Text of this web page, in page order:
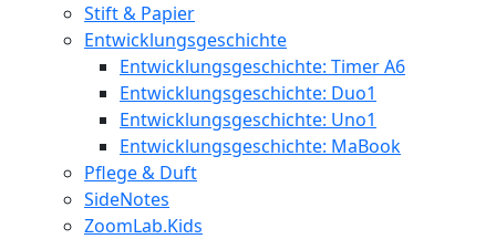
Stift & Papier
Entwicklungsgeschichte
Entwicklungsgeschichte: Timer A6
Entwicklungsgeschichte: Duo1
Entwicklungsgeschichte: Uno1
Entwicklungsgeschichte: MaBook
Pflege & Duft
SideNotes
ZoomLab.Kids